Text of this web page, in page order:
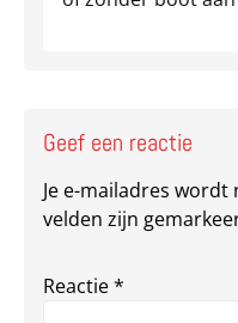
Geef een reactie
Je e-mailadres
velden zijn
Reactie*